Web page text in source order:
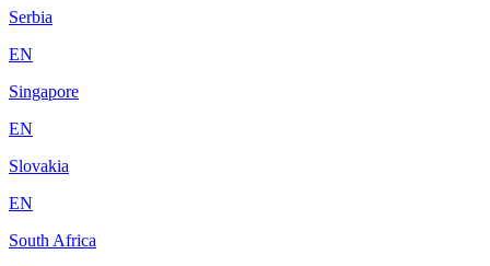
Serbia
EN
Singapore
EN
Slovakia
EN
South Africa